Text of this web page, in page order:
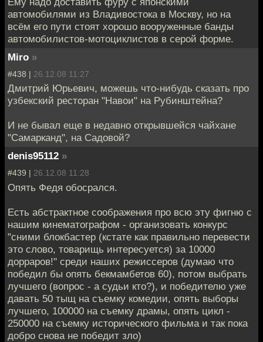
автомобилями из Владивостока в Москву, но на
всём его пути стоят хорошо вооруженные банды
автомобилистов-мотоциклистов в серой форме.
Miro »
#438 | 26.12.08 11:27
Дмитрий Юрьевич, можешь что-нибудь сказать про
узбекский ресторан "Навои" на Рубинштейна?
И не бывал еще в недавно открывшейся чайхане
"Самарканд", на Садовой?
denis95112 »
#439 | 26.12.08 11:28
Опять Федя обосрался.
Есть абстрактное соображения про всю эту фигню с
нашим кинематографом - организовать конкурс
"сними блокбастер (кстате как правильно перевести
это слово, товарищь интересуется) за 10000
дорраров!" среди наших режиссеров (думаю что
победил бы опять бекмамбетов 60), потом выбрать
лучшего (вопрос - а судьи кто?), и победителю уже
давать 50 тыщ на съемку комедии, опять выборы
лучшего, 100000 на съемку драмы, опять цикл -
250000 на съемку исторического фильма и так пока
добро снова не победит зло)